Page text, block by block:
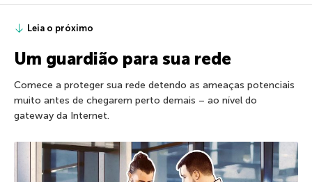
Leia o próximo
Um guardião para sua rede
Comece a proteger sua rede detendo as ameaças potenciais
muito antes de chegarem perto demais – ao nível do
gateway da Internet.